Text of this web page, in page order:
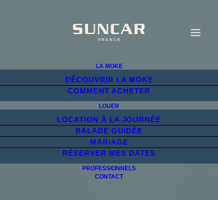
LA MOKE
DÉCOUVRIR LA MOKE
COMMENT ACHETER
LOUER
LOCATION À LA JOURNÉE
BALADE GUIDÉE
MARIAGE
RÉSERVER MES DATES
PROFESSIONNELS
CONTACT